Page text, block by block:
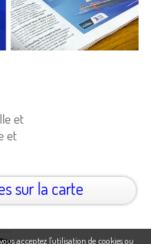
et
et
sur la carte
acceptez l'utilisation de cookies ou